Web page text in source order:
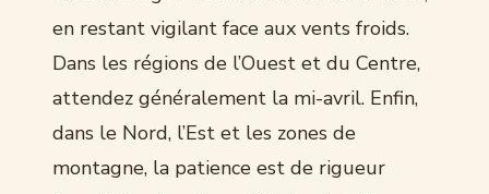
en restant vigilant face aux vents froids.
Dans les régions de l’Ouest et du Centre,
attendez généralement la mi-avril. Enfin,
dans le Nord, l’Est et les zones de
montagne, la patience est de rigueur